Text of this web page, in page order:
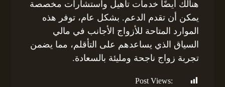
هنالك أيضًا خدمات تأهيل واستشارات مخصصة
يمكن أن تقدم الدعم. بشكل عام، توفر هذه
الموارد المتاحة للأزواج الأجانب في مالي
السياق الذي يساعدهم على التأقلم، مما يضمن
تجربة زواج ناجحة ومليئة بالسعادة.
Post Views: